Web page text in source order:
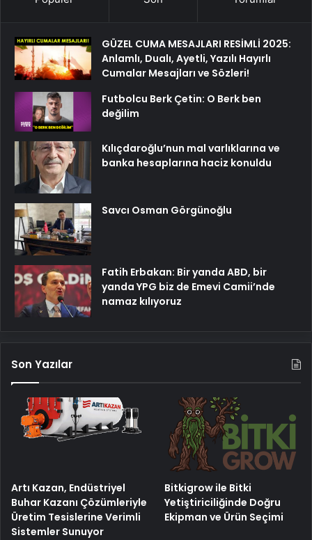
GÜZEL CUMA MESAJLARI RESİMLİ 2025:
Anlamlı, Dualı, Ayetli, Yazılı Hayırlı
Cumalar Mesajları ve Sözleri!
Futbolcu Berk Çetin: O Berk ben
değilim
Kılıçdaroğlu’nun mal varlıklarına ve
banka hesaplarına haciz konuldu
Savcı Osman Görgünoğlu
Fatih Erbakan: Bir yanda ABD, bir
yanda YPG biz de Emevi Camii’nde
namaz kılıyoruz
Son Yazılar
Artı Kazan, Endüstriyel
Buhar Kazanı Çözümleriyle
Üretim Tesislerine Verimli
Sistemler Sunuyor
Bitkigrow ile Bitki
Yetiştiriciliğinde Doğru
Ekipman ve Ürün Seçimi